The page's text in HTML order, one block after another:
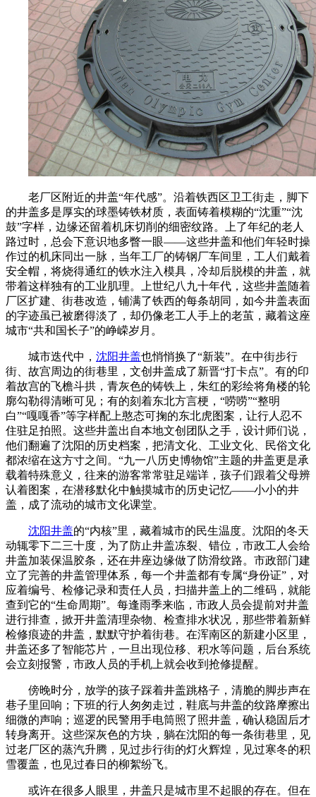
老厂区附近的井盖“年代感”。沿着铁西区卫工街走，脚下
的井盖多是厚实的球墨铸铁材质，表面铸着模糊的“沈重”“沈
鼓”字样，边缘还留着机床切削的细密纹路。上了年纪的老人
路过时，总会下意识地多瞥一眼——这些井盖和他们年轻时操
作过的机床同出一脉，当年工厂的铸钢厂车间里，工人们戴着
安全帽，将烧得通红的铁水注入模具，冷却后脱模的井盖，就
带着这样独有的工业肌理。上世纪八九十年代，这些井盖随着
厂区扩建、街巷改造，铺满了铁西的每条胡同，如今井盖表面
的字迹虽已被磨得淡了，却仍像老工人手上的老茧，藏着这座
城市“共和国长子”的峥嵘岁月。
城市迭代中， 沈阳井盖也悄悄换了“新装”。在中街步行
街、故宫周边的街巷里，文创井盖成了新晋“打卡点”。有的印
着故宫的飞檐斗拱，青灰色的铸铁上，朱红的彩绘将角楼的轮
廓勾勒得清晰可见；有的刻着东北方言梗，“唠唠”“整明
白”“嘎嘎香”等字样配上憨态可掬的东北虎图案，让行人忍不
住驻足拍照。这些井盖出自本地文创团队之手，设计师们说，
他们翻遍了沈阳的历史档案，把清文化、工业文化、民俗文化
都浓缩在这方寸之间。“九一八历史博物馆”主题的井盖更是承
载着特殊意义，往来的游客常常驻足端详，孩子们跟着父母辨
认着图案，在潜移默化中触摸城市的历史记忆——小小的井
盖，成了流动的城市文化课堂。
沈阳井盖的“内核”里，藏着城市的民生温度。沈阳的冬天
动辄零下二三十度，为了防止井盖冻裂、错位，市政工人会给
井盖加装保温胶条，还在井座边缘做了防滑纹路。市政部门建
立了完善的井盖管理体系，每一个井盖都有专属“身份证”，对
应着编号、检修记录和责任人员，扫描井盖上的二维码，就能
查到它的“生命周期”。每逢雨季来临，市政人员会提前对井盖
进行排查，掀开井盖清理杂物、检查排水状况，那些带着新鲜
检修痕迹的井盖，默默守护着街巷。在浑南区的新建小区里，
井盖还多了智能芯片，一旦出现位移、积水等问题，后台系统
会立刻报警，市政人员的手机上就会收到抢修提醒。
傍晚时分，放学的孩子踩着井盖跳格子，清脆的脚步声在
巷子里回响；下班的行人匆匆走过，鞋底与井盖的纹路摩擦出
细微的声响；巡逻的民警用手电筒照了照井盖，确认稳固后才
转身离开。这些深灰色的方块，躺在沈阳的每一条街巷里，见
过老厂区的蒸汽升腾，见过步行街的灯火辉煌，见过寒冬的积
雪覆盖，也见过春日的柳絮纷飞。
或许在很多人眼里，井盖只是城市里不起眼的存在。但在